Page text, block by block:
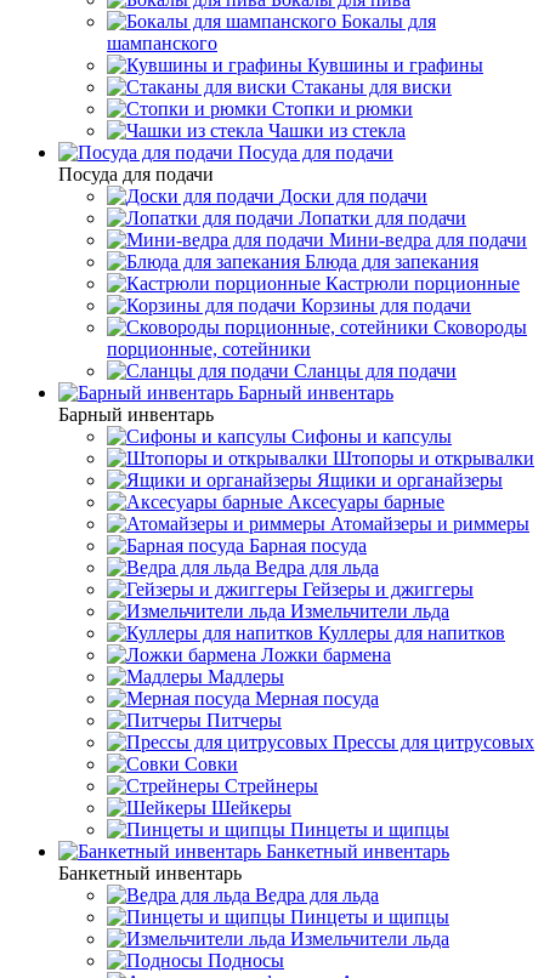
Бокалы для
шампанского
Кувшины и графины
Стаканы для виски
Стопки и рюмки
Чашки из стекла
Посуда для подачи
Посуда для подачи
Доски для подачи
Лопатки для подачи
Мини-ведра для подачи
Блюда для запекания
Кастрюли порционные
Корзины для подачи
Сковороды
порционные, сотейники
Сланцы для подачи
Барный инвентарь
Барный инвентарь
Сифоны и капсулы
Штопоры и открывалки
Ящики и органайзеры
Аксесуары барные
Атомайзеры и риммеры
Барная посуда
Ведра для льда
Гейзеры и джиггеры
Измельчители льда
Куллеры для напитков
Ложки бармена
Мадлеры
Мерная посуда
Питчеры
Прессы для цитрусовых
Совки
Стрейнеры
Шейкеры
Пинцеты и щипцы
Банкетный инвентарь
Банкетный инвентарь
Ведра для льда
Пинцеты и щипцы
Измельчители льда
Подносы